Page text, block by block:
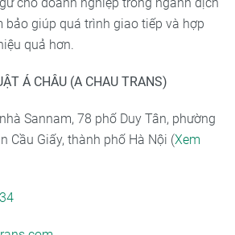
bảo giúp quá trình giao tiếp và hợp
quả hơn.
Á CHÂU (A CHAU TRANS)
Sannam, 78 phố Duy Tân, phường
Cầu Giấy, thành phố Hà Nội (Xem